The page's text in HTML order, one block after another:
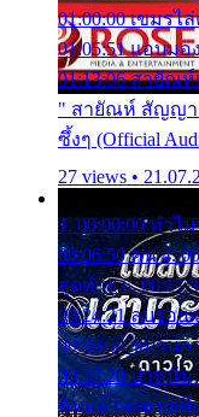
01:00:00 เขมรไ
01:05:51 แอบมอ
01:13:06 สายัณห์
" สายัณห์ สัญญา
ซึ้งๆ (Official
27 views •
1. 00:00:00 ทำไ
00:06:50 คน 4.
สุดท้าย 6.
00:24:21 ลบรอย
00:30:54 ขบวนก
00:37:20 ปาหนัน
ฉันแล้วจงตายเสี